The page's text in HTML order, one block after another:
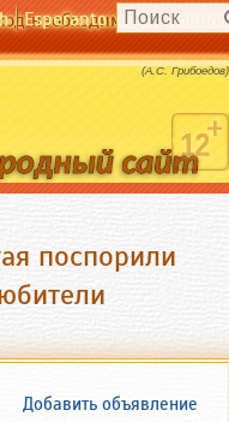
необходим для
Esperanto
языки страшнее пистолета.
(А.С. Грибоедов)
поспорили
Добавить объявление